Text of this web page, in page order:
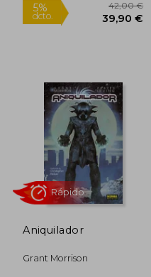
5%
dcto. 39,90
Aniquilador
Grant Morrison